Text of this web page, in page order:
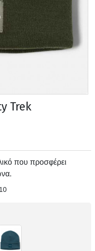
Trek
που προσφέρει